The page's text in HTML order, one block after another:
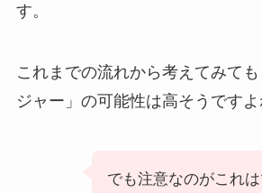
す。
これまでの流れから考えてみて
ジャー」の可能性は高そうですよ
でも注意なのがこれ